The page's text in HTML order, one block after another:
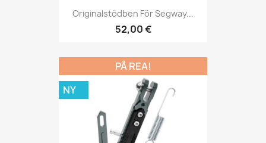
Originalstödben För Segway...
52,00 €
PÅ REA!
NY